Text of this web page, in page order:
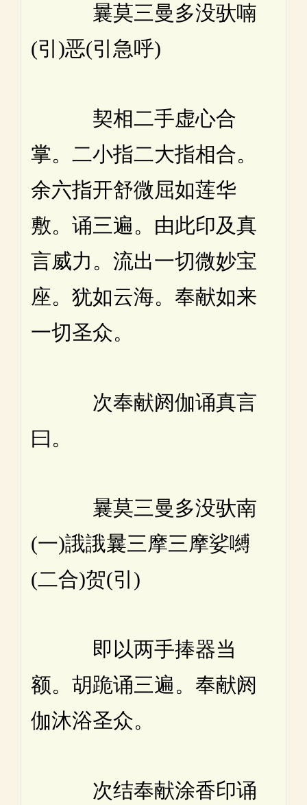
曩莫三曼多没驮喃
(引)恶(引急呼)
契相二手虚心合
掌。二小指二大指相合。
余六指开舒微屈如莲华
敷。诵三遍。由此印及真
言威力。流出一切微妙宝
座。犹如云海。奉献如来
一切圣众。
次奉献阏伽诵真言
曰。
曩莫三曼多没驮南
(一)誐誐曩三摩三摩娑嚩
(二合)贺(引)
即以两手捧器当
额。胡跪诵三遍。奉献阏
伽沐浴圣众。
次结奉献涂香印诵